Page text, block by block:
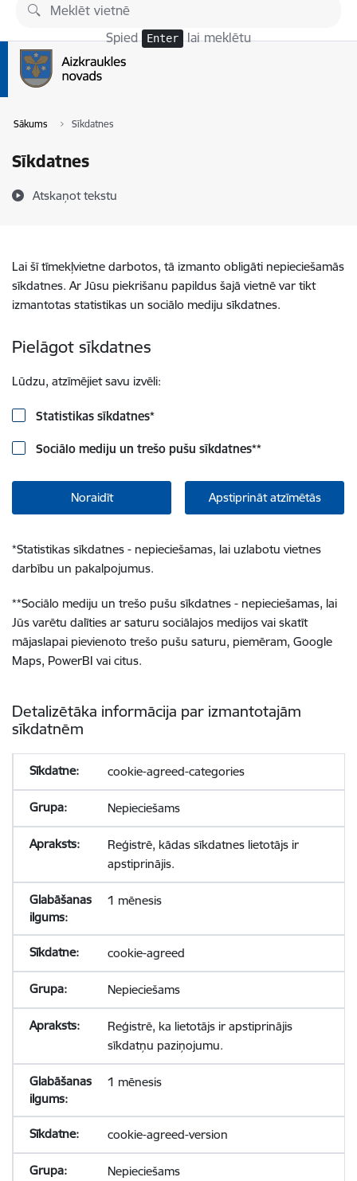
Pāriet uz lapas saturu
Spied Enter lai meklētu
Sākums Sīkdatnes
Sīkdatnes
Atskaņot tekstu
Lai šī tīmekļvietne darbotos, tā izmanto obligāti nepieciešamās
sīkdatnes. Ar Jūsu piekrišanu papildus šajā vietnē var tikt
izmantotas statistikas un sociālo mediju sīkdatnes.
Pielāgot sīkdatnes
Lūdzu, atzīmējiet savu izvēli:
Statistikas sīkdatnes*
Sociālo mediju un trešo pušu sīkdatnes**
Noraidīt Apstiprināt atzīmētās
*Statistikas sīkdatnes - nepieciešamas, lai uzlabotu vietnes
darbību un pakalpojumus.
**Sociālo mediju un trešo pušu sīkdatnes - nepieciešamas, lai
Jūs varētu dalīties ar saturu sociālajos medijos vai skatīt
mājaslapai pievienoto trešo pušu saturu, piemēram, Google
Maps, PowerBI vai citus.
Detalizētāka informācija par izmantotajām
sīkdatnēm
cookie-agreed-categories
Nepieciešams
Reģistrē, kādas sīkdatnes lietotājs ir
apstiprinājis.
1 mēnesis
cookie-agreed
Nepieciešams
Reģistrē, ka lietotājs ir apstiprinājis
sīkdatņu paziņojumu.
1 mēnesis
cookie-agreed-version
Nepieciešams